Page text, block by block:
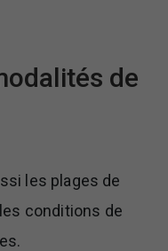
de
les plages de
conditions de